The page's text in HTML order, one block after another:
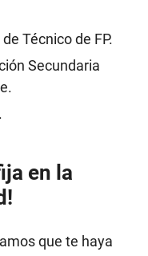
Técnico de FP.
Secundaria
en la
que te haya